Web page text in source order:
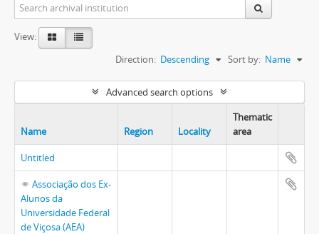
View:
Sort by: Name
Direction: Descending
Advanced search options
Name Region Locality
Thematic
area
Untitled
Associação dos Ex-
Alunos da
Universidade Federal
de Viçosa (AEA)